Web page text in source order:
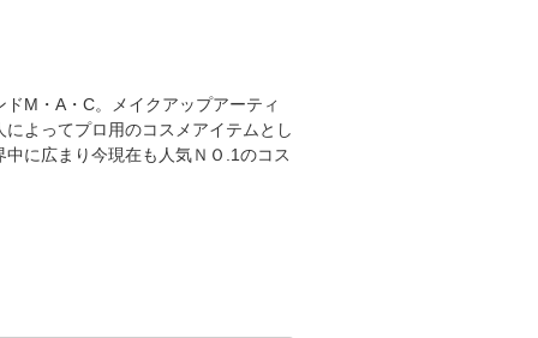
M・A・C。メイクアップアーティ
よってプロ用のコスメアイテムとし
に広まり今現在も人気ＮＯ.1のコス